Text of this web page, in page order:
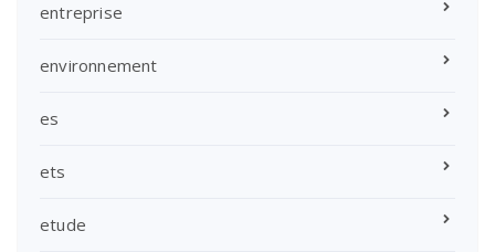
entreprise
environnement
es
ets
etude